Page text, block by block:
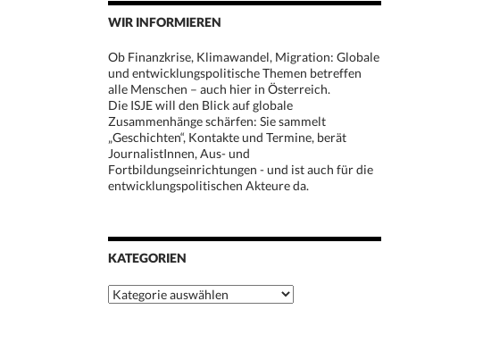
WIR INFORMIEREN
Ob Finanzkrise, Klimawandel, Migration: Globale
und entwicklungspolitische Themen betreffen
alle Menschen – auch hier in Österreich.
Die ISJE will den Blick auf globale
Zusammenhänge schärfen: Sie sammelt
„Geschichten“, Kontakte und Termine, berät
JournalistInnen, Aus- und
Fortbildungseinrichtungen - und ist auch für die
entwicklungspolitischen Akteure da.
KATEGORIEN
Kategorien